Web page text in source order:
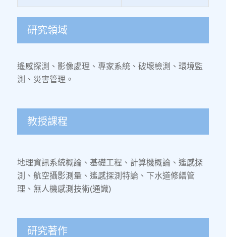
研究領域
遙感探測、影像處理、專家系統、破壞檢測、環境監
測、災害管理。
教授課程
地理資訊系統概論、基礎工程、計算機概論、遙感探
測、航空攝影測量、遙感探測特論、下水道修繕管
理、無人機感測技術(通識)
研究著作